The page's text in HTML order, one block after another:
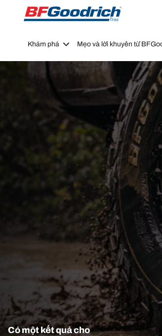
Go to page content
Go to page navigation
Khám phá Mẹo và lời khuyên từ
Có một kết quả cho